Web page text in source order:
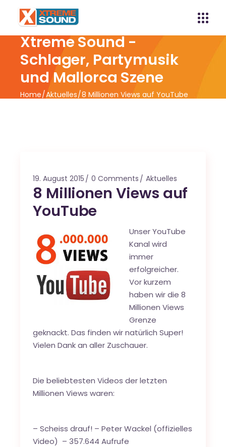
Xtreme Sound -
Schlager, Partymusik
und Mallorca Szene
Home Aktuelles 8 Millionen Views auf YouTube
19. August 2015 0 Comments Aktuelles
8 Millionen Views auf
YouTube
Unser YouTube
Kanal wird
immer
erfolgreicher.
Vor kurzem
haben wir die 8
Millionen Views
Grenze
geknackt. Das finden wir natürlich Super!
Vielen Dank an aller Zuschauer.
Die beliebtesten Videos der letzten
Millionen Views waren:
–Scheiss drauf! – Peter Wackel (offizielles
Video) –357.644 Aufrufe